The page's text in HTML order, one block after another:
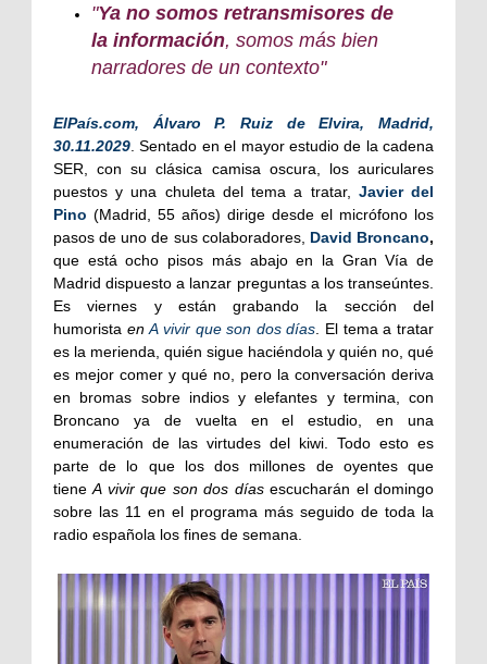
"Ya no somos retransmisores de
la información, somos más bien
narradores de un contexto"
ElPaís.com, Álvaro P. Ruiz de Elvira, Madrid,
30.11.2029 . Sentado en el mayor estudio de la cadena
SER, con su clásica camisa oscura, los auriculares
puestos y una chuleta del tema a tratar, Javier del
Pino (Madrid, 55 años) dirige desde el micrófono los
pasos de uno de sus colaboradores, David Broncano,
que está ocho pisos más abajo en la Gran Vía de
Madrid dispuesto a lanzar preguntas a los transeúntes.
Es viernes y están grabando la sección del
humorista enA vivir que son dos días . El tema a tratar
es la merienda, quién sigue haciéndola y quién no, qué
es mejor comer y qué no, pero la conversación deriva
en bromas sobre indios y elefantes y termina, con
Broncano ya de vuelta en el estudio, en una
enumeración de las virtudes del kiwi. Todo esto es
parte de lo que los dos millones de oyentes que
tieneA vivir que son dos díasescucharán el domingo
sobre las 11 en el programa más seguido de toda la
radio española los fines de semana.